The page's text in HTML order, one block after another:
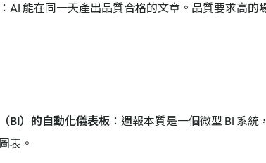
AI 能在同一天產出品質合格的文章。品質要求高的
BI）的自動化儀表板 ：週報本質是一個微型 BI 系
表。